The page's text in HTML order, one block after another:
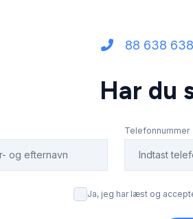
88 638 638
Har du
Telefonnummer
Ja, jeg har læst og